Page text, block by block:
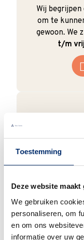
Toestemming
Deze website
We gebruiken
personaliseren, om
en om ons
informatie over uw
Wij
om te
gewoon. We
t/m
We
en
ook nog